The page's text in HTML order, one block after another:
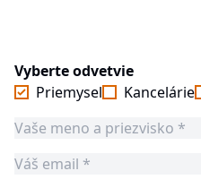
Vyberte odvetvie
Priemysel
Kancelárie